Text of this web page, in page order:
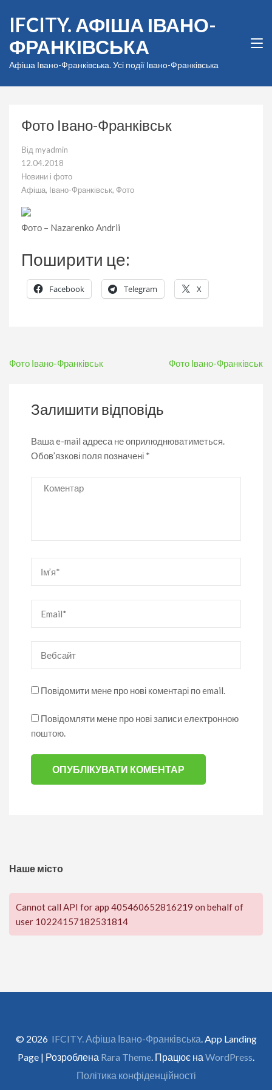
вмісту
(натисніть
Enter)
IFCITY. АФІША ІВАНО-
ФРАНКІВСЬКА
Афіша Івано-Франківська. Усі події Івано-Франківська
Фото Івано-Франківськ
Від myadmin
12.04.2018
Новини і фото
Афіша, Івано-Франківськ, Фото
Фото – Nazarenko Andrii
Поширити це:
Facebook Telegram X
Навігація
Фото Івано-Франківськ Фото Івано-Франківськ
Залишити відповідь
Ваша e-mail адреса не оприлюднюватиметься.
Обов’язкові поля позначені *
Коментар
Повідомити мене про нові коментарі по email.
Повідомляти мене про нові записи електронною
поштою.
Наше місто
Cannot call API for app 405460652816219 on behalf of
user 10224157182531814
© 2026 IFCITY. Афіша Івано-Франківська . App Landing
Page | Розроблена Rara Theme . Працює на WordPress
Політика конфіденційності